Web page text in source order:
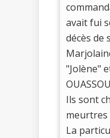
avait fui
décès de
"Jolène"
Ils sont
meurtres
La